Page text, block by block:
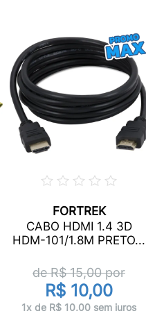
FORTREK
CABO HDMI 1.4 3D
HDM-101/1.8M PRETO...
de R$15,00por
R$ 10,00
1x de R$ 10,00 sem juros